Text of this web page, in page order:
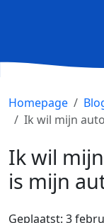
Homepage
Ik wil mijn
Ik wil
is mijn
Geplaatst: 3